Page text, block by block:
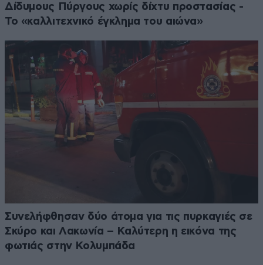
Δίδυμους Πύργους χωρίς δίχτυ προστασίας -
Το «καλλιτεχνικό έγκλημα του αιώνα»
Συνελήφθησαν δύο άτομα για τις πυρκαγιές σε
Σκύρο και Λακωνία – Καλύτερη η εικόνα της
φωτιάς στην Κολυμπάδα